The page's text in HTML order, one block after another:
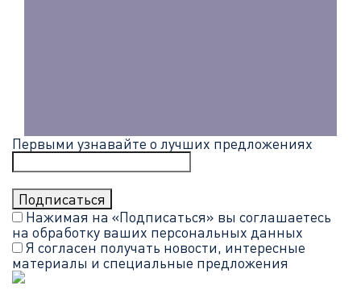
Первыми узнавайте о лучших предложениях
Нажимая на «Подписаться» вы соглашаетесь
на обработку ваших персональных данных
Я согласен получать новости, интересные
материалы и специальные предложения